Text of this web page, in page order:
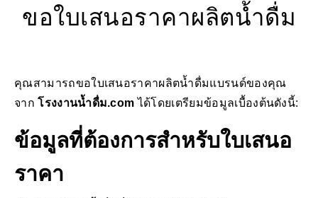
ขอใบเสนอราคาผลิตน้ำดื่ม
คุณสามารถขอใบเสนอราคาผลิตน้ำดื่มแบรนด์ของคุณ
จากโรงงานน้ำดื่ม.com ได้โดยเตรียมข้อมูลเบื้องต้นดังนี้:
ข้อมูลที่ต้องการสำหรับใบเสนอ
ราคา